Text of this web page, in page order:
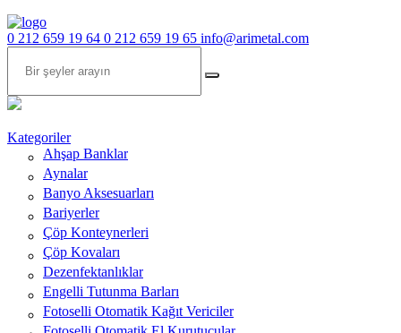
0 212 659 19 64 0 212 659 19 65 info@arimetal.com
Kategoriler
Ahşap Banklar
Aynalar
Banyo Aksesuarları
Bariyerler
Çöp Konteynerleri
Çöp Kovaları
Dezenfektanlıklar
Engelli Tutunma Barları
Fotoselli Otomatik Kağıt Vericiler